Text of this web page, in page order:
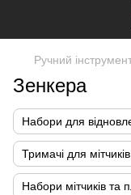
Ручний
Зенкера
Набори для
Тримачі для
Набори мітчиків та